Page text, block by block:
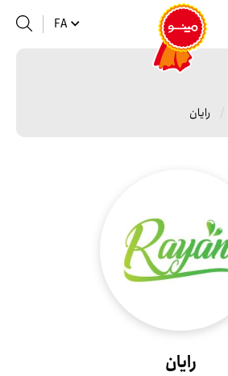
FA
رایان
رایان